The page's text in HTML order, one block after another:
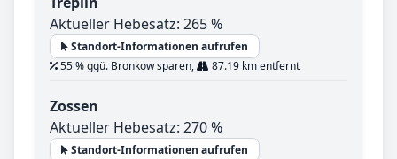
Aktueller Hebesatz: 265 %
Standort-Informationen aufrufen
55 % ggü. Bronkow sparen,
87.19 km entfernt
Zossen
Aktueller Hebesatz: 270 %
Standort-Informationen aufrufen